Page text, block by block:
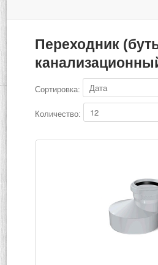
Переходник
Сортировка:
Количество: